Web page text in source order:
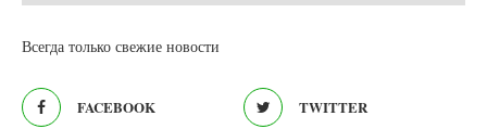
Всегда только свежие новости
FACEBOOK TWITTER